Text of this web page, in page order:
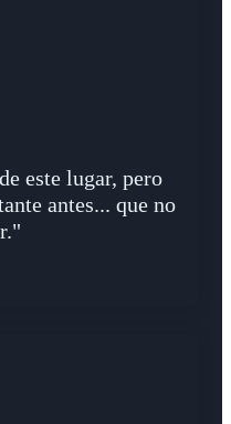
este lugar, pero
antes... que no